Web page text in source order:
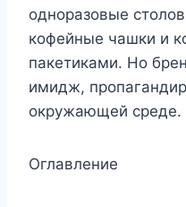
одноразовые
кофейные чашки и
пакетиками. Но
имидж,
окружающей среде.
Оглавление